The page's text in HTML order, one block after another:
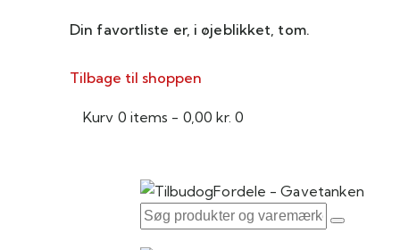
Din favortliste er, i øjeblikket, tom.
Tilbage til shoppen
Kurv 0 items - 0,00 kr. 0